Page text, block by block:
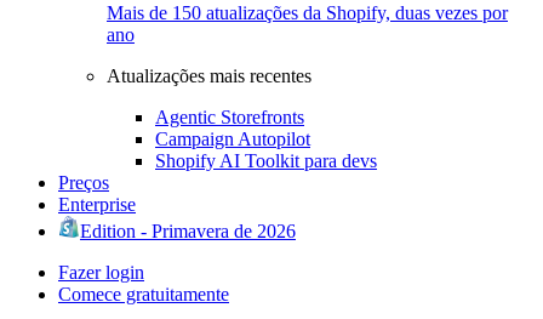
Mais de 150 atualizações da Shopify, duas vezes por
ano
Atualizações mais recentes
Agentic Storefronts
Campaign Autopilot
Shopify AI Toolkit para devs
Preços
Enterprise
Edition - Primavera de 2026
Fazer login
Comece gratuitamente